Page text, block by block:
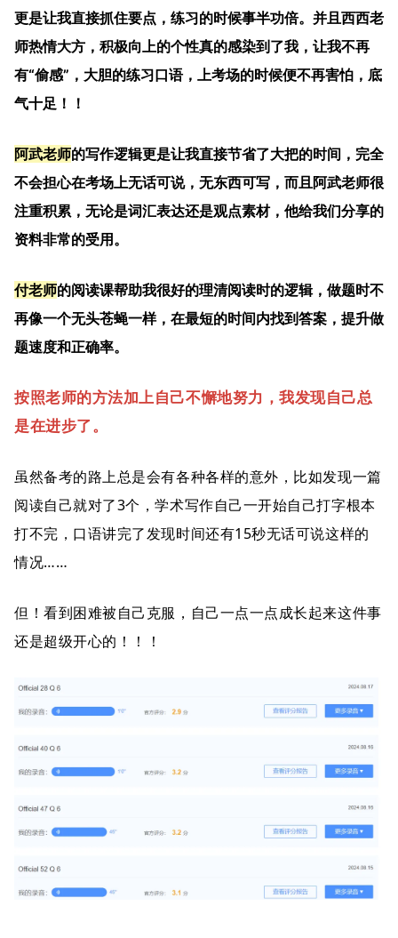
更是让我直接抓住要点，练习的时候事半功倍。并且西西老
师热情大方，积极向上的个性真的感染到了我，让我不再
有“偷感”，大胆的练习口语，上考场的时候便不再害怕，底
气十足！！
阿武老师的写作逻辑更是让我直接节省了大把的时间，完全
不会担心在考场上无话可说，无东西可写，而且阿武老师很
注重积累，无论是词汇表达还是观点素材，他给我们分享的
资料非常的受用。
付老师的阅读课帮助我很好的理清阅读时的逻辑，做题时不
再像一个无头苍蝇一样，在最短的时间内找到答案，提升做
题速度和正确率。
按照老师的方法加上自己不懈地努力，我发现自己总
是在进步了。
虽然备考的路上总是会有各种各样的意外，比如发现一篇
阅读自己就对了3个，学术写作自己一开始自己打字根本
打不完，口语讲完了发现时间还有15秒无话可说这样的
情况……
但！看到困难被自己克服，自己一点一点成长起来这件事
还是超级开心的！！！